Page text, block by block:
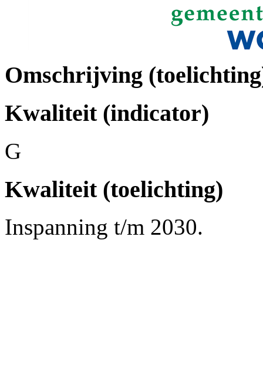
Omschrijving
Kwaliteit (indicator)
G
Kwaliteit (toelichting)
Inspanning t/m 2030.